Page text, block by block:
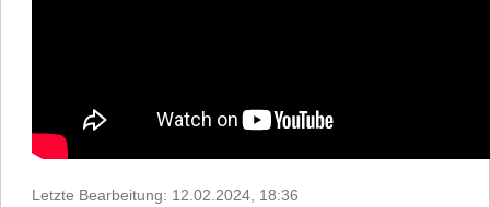
Letzte Bearbeitung: 12.02.2024, 18:36